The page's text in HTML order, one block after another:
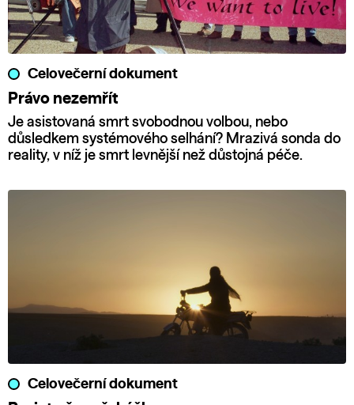
Celovečerní dokument
Právo nezemřít
Je asistovaná smrt svobodnou volbou, nebo
důsledkem systémového selhání? Mrazivá sonda do
reality, v níž je smrt levnější než důstojná péče.
Celovečerní dokument